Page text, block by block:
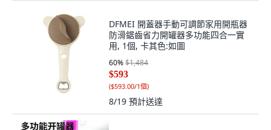
DFMEI 開蓋器手動可調節家用開瓶器
防滑鋸齒省力開罐器多功能四合一實
用, 1個, 卡其色:如圖
60%$1,484
$593
($593.00/1個)
8/19 預計送達